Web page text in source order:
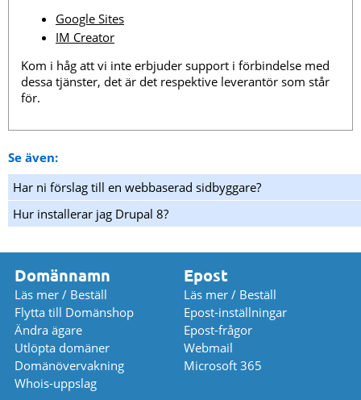
Google Sites
IM Creator
Kom i håg att vi inte erbjuder support i förbindelse med
dessa tjänster, det är det respektive leverantör som står
för.
Se även:
Har ni förslag till en webbaserad sidbyggare?
Hur installerar jag Drupal 8?
Domännamn
Läs mer / Beställ
Flytta till Domänshop
Ändra ägare
Utlöpta domäner
Domänövervakning
Whois-uppslag
Epost
Läs mer / Beställ
Epost-inställningar
Epost-frågor
Webmail
Microsoft 365